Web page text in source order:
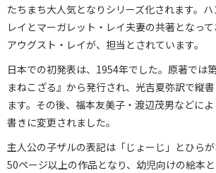
たちまち大人気となりシリーズ化されます。ハ
レイとマーガレット・レイ夫妻の共著となっ
アウグスト・レイが、担当とされています。
日本での初発表は、1954年でした。原著では
まねこざる』から発行され、光吉夏弥訳で縦
ます。その後、福本友美子・渡辺茂男などに
書きに変更されました。
主人公の子ザルの表記は「じょーじ」とひらが
50ページ以上の作品となり、幼児向けの絵本